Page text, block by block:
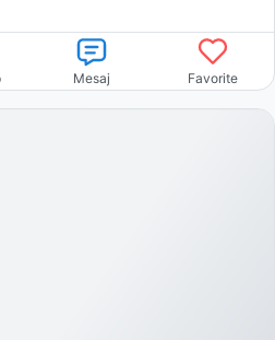
Mesaj Favorite